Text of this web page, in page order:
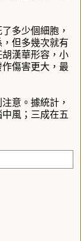
多少個細胞，
但多幾次就有
漢華形容，小
傷害更大，最
意。據統計，
風；三成在五